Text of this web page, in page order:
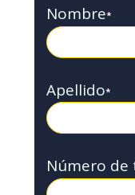
Nombre*
Apellido*
Número